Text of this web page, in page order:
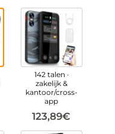
142 talen ·
zakelijk &
kantoor/cross-
app
123,89€